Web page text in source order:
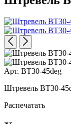
Арт. BT30-45deg
Штревель BT30-
Распечатать